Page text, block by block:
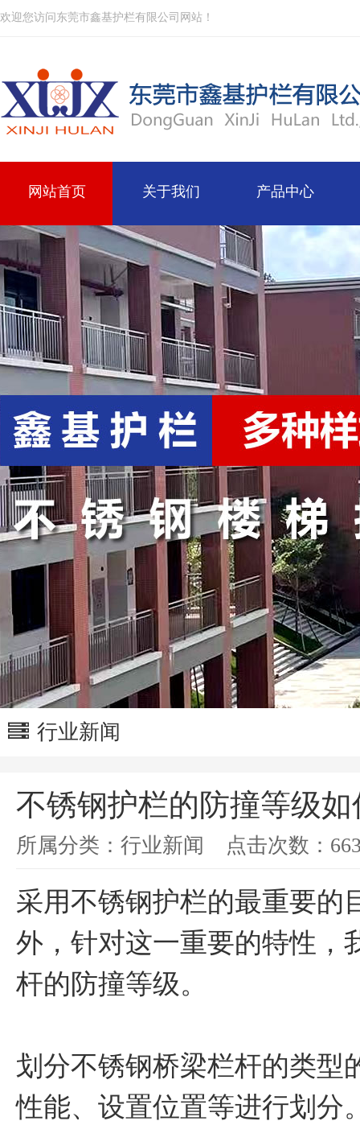
欢迎您访问东莞市鑫基护栏有限公司网站！
网站首页 关于我们 产品中心
行业新闻
不锈钢护栏的防撞等级
所属分类： 行业新闻 点击次数：
采用不锈钢护栏的最重要的
外，针对这一重要的特性，
杆的防撞等级。
划分不锈钢桥梁栏杆的类型
性能、设置位置等进行划分